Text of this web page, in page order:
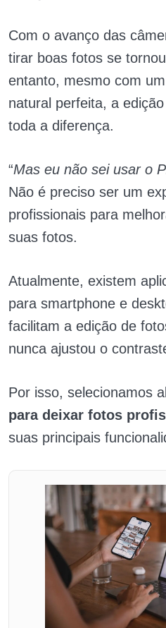
Com o avanço das
tirar boas fotos se
entanto, mesmo com
natural perfeita, a
toda a diferença.
“Mas eu não sei usar o
Não é preciso ser um
profissionais para
suas fotos.
Atualmente, existem
para smartphone e
facilitam a edição de
nunca ajustou o
Por isso, selecionamos
para deixar fotos
suas principais